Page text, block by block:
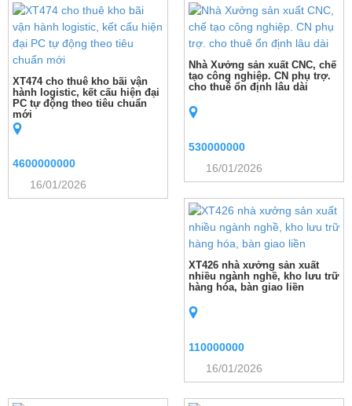
XT474 cho thuê kho bãi vận
hành logistic, kết cấu hiện đại
PC tự động theo tiêu chuẩn
mới
4600000000
16/01/2026
Nhà Xưởng sản xuất CNC, chế
tạo công nghiệp. CN phụ trợ.
cho thuê ổn định lâu dài
530000000
16/01/2026
XT426 nhà xưởng sản xuất
nhiều ngành nghề, kho lưu trữ
hàng hóa, bàn giao liền
110000000
16/01/2026